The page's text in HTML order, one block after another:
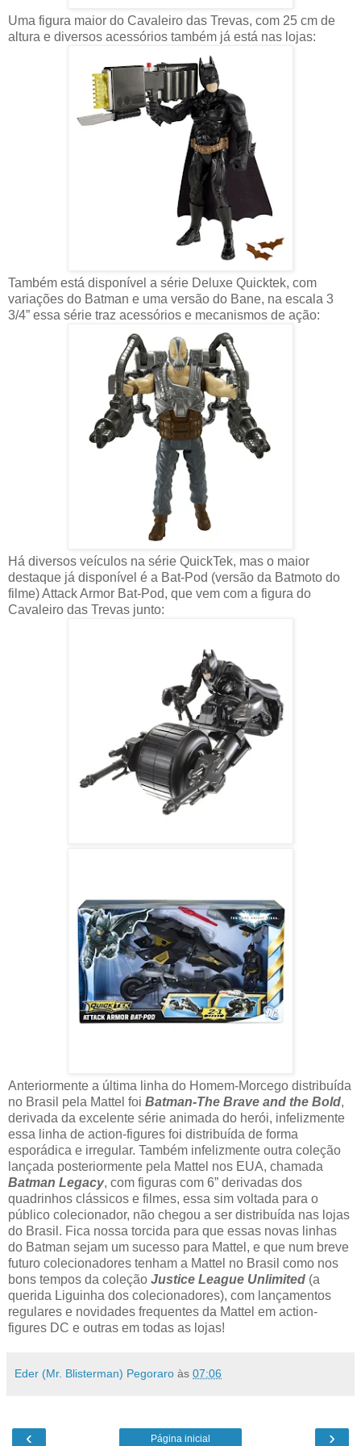
Uma figura maior do Cavaleiro das Trevas, com 25 cm de
altura e diversos acessórios também já está nas lojas:
Também está disponível a série Deluxe Quicktek, com
variações do Batman e uma versão do Bane, na escala 3
3/4” essa série traz acessórios e mecanismos de ação:
Há diversos veículos na série QuickTek, mas o maior
destaque já disponível é a Bat-Pod (versão da Batmoto do
filme) Attack Armor Bat-Pod, que vem com a figura do
Cavaleiro das Trevas junto:
Anteriormente a última linha do Homem-Morcego distribuída
no Brasil pela Mattel foi Batman-The Brave and the Bold,
derivada da excelente série animada do herói, infelizmente
essa linha de action-figures foi distribuída de forma
esporádica e irregular. Também infelizmente outra coleção
lançada posteriormente pela Mattel nos EUA, chamada
Batman Legacy, com figuras com 6” derivadas dos
quadrinhos clássicos e filmes, essa sim voltada para o
público colecionador, não chegou a ser distribuída nas lojas
do Brasil. Fica nossa torcida para que essas novas linhas
do Batman sejam um sucesso para Mattel, e que num breve
futuro colecionadores tenham a Mattel no Brasil como nos
bons tempos da coleção Justice League Unlimited (a
querida Liguinha dos colecionadores), com lançamentos
regulares e novidades frequentes da Mattel em action-
figures DC e outras em todas as lojas!
Eder (Mr. Blisterman) Pegoraro às 07:06
‹ ›
Página inicial